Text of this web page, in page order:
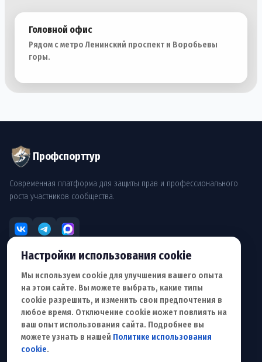
Головной офис
Рядом с метро Ленинский проспект и Воробьевы
горы.
Настройки использования cookie
Мы используем cookie для улучшения вашего опыта
на этом сайте. Вы можете выбрать, какие типы
cookie разрешить, и изменить свои предпочтения в
любое время. Отключение cookie может повлиять на
ваш опыт использования сайта. Подробнее вы
можете узнать в нашей Политике использования
cookie.
Профспорттур
Современная платформа для защиты прав и профессионального
роста участников сообщества.
РАЗДЕЛЫ
О Профсоюзе
Документы
Обращение
Для сотрудничества
ПОЛЬЗОВАТЕЛЮ